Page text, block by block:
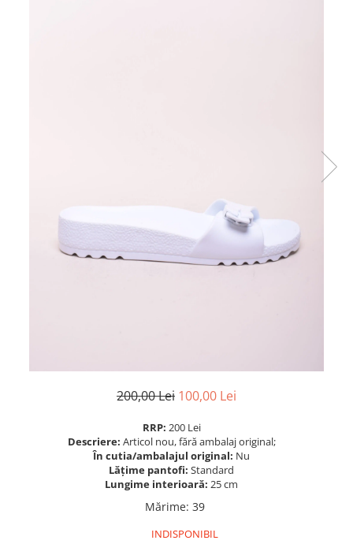
200,00 Lei 100,00 Lei
RRP: 200 Lei
Descriere: Articol nou, fără ambalaj original;
În cutia/ambalajul original: Nu
Lățime pantofi: Standard
Lungime interioară: 25 cm
Mărime: 39
INDISPONIBIL